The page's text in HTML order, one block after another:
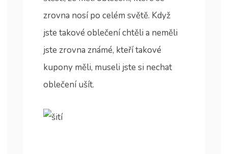
zrovna nosí po celém světě. Když
jste takové oblečení chtěli a neměli
jste zrovna známé, kteří takové
kupony měli, museli jste si nechat
oblečení ušít.